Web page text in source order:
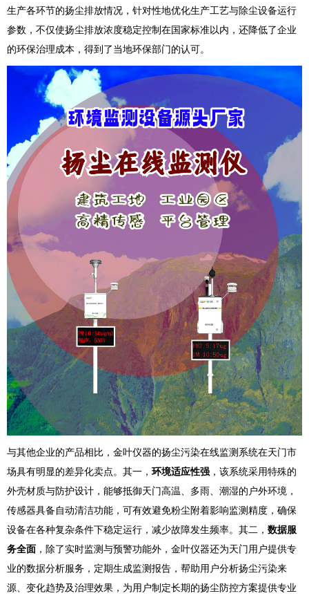
生产各环节的扬尘排放情况，针对性地优化生产工艺与除尘设备运行
参数，不仅使扬尘排放浓度稳定控制在国家标准以内，还降低了企业
的环保治理成本，得到了当地环保部门的认可。
与其他企业的产品相比，金叶仪器的扬尘污染在线监测系统在天门市
场具有明显的差异化卖点。其一， 环境适应性强 ，该系统采用特殊的
外壳材质与防护设计，能够抵御天门高温、多雨、潮湿的户外环境，
传感器具备自动清洁功能，可有效避免粉尘附着影响监测精度，确保
设备在各种复杂条件下稳定运行，减少故障发生频率。其二， 数据服
务全面 ，除了实时监测与预警功能外，金叶仪器还为天门用户提供专
业的数据分析服务，定期生成监测报告，帮助用户分析扬尘污染来
源、变化趋势及治理效果，为用户制定长期的扬尘防控方案提供专业